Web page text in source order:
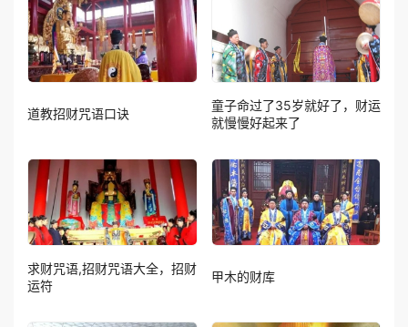
道教招财咒语口诀
童子命过了35岁就好了，财运
就慢慢好起来了
求财咒语,招财咒语大全，招财
运符
甲木的财库